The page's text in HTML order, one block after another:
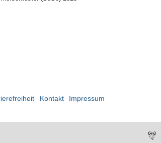
Kontakt Impressum